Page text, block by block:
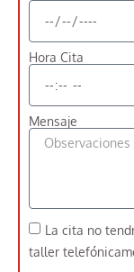
Hora Cita
Mensaje
La cita no
taller